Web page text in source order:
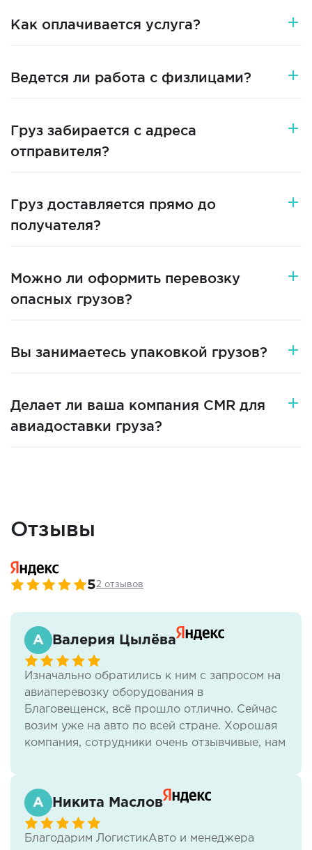
Как оплачивается услуга?
Ведется ли работа с физлицами?
Груз забирается с адреса
отправителя?
Груз доставляется прямо до
получателя?
Можно ли оформить перевозку
опасных грузов?
Вы занимаетесь упаковкой грузов?
Делает ли ваша компания CMR для
авиадоставки груза?
Отзывы
52 отзывов
Валерия Цылёва
Изначально обратились к ним с запросом на
авиаперевозку оборудования в
Благовещенск, всё прошло отлично. Сейчас
возим уже на авто по всей стране. Хорошая
компания, сотрудники очень отзывчивые, нам
Никита Маслов
Благодарим ЛогистикАвто и менеджера